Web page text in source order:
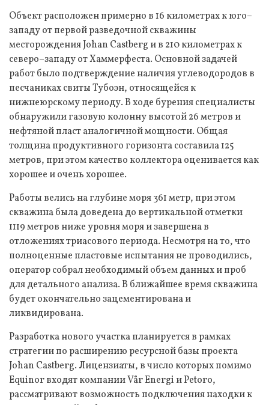
Объект расположен примерно в 16 километрах к юго–
западу от первой разведочной скважины
месторождения Johan Castberg и в 210 километрах к
северо–западу от Хаммерфеста. Основной задачей
работ было подтверждение наличия углеводородов в
песчаниках свиты Тубоэн, относящейся к
нижнеюрскому периоду. В ходе бурения специалисты
обнаружили газовую колонну высотой 26 метров и
нефтяной пласт аналогичной мощности. Общая
толщина продуктивного горизонта составила 125
метров, при этом качество коллектора оценивается как
хорошее и очень хорошее.
Работы велись на глубине моря 361 метр, при этом
скважина была доведена до вертикальной отметки
1119 метров ниже уровня моря и завершена в
отложениях триасового периода. Несмотря на то, что
полноценные пластовые испытания не проводились,
оператор собрал необходимый объем данных и проб
для детального анализа. В ближайшее время скважина
будет окончательно зацементирована и
ликвидирована.
Разработка нового участка планируется в рамках
стратегии по расширению ресурсной базы проекта
Johan Castberg. Лицензиаты, в число которых помимо
Equinor входят компании Vår Energi и Petoro,
рассматривают возможность подключения находки к